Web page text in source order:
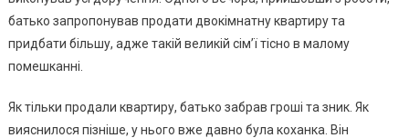
батько запропонував продати двокімнатну квартиру та
придбати більшу, адже такій великій сім’ї тісно в малому
помешканні.
Як тільки продали квартиру, батько забрав гроші та зник. Як
вияснилося пізніше, у нього вже давно була коханка. Він